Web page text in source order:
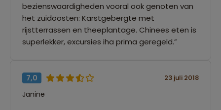
bezienswaardigheden vooral ook genoten van
het zuidoosten: Karstgebergte met
rijstterrassen en theeplantage. Chinees eten is
superlekker, excursies iha prima geregeld.”
7,0 23 juli 2018
Janine